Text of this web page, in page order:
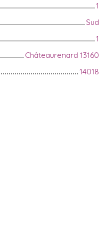
1
Sud
1
Châteaurenard 13160
14018